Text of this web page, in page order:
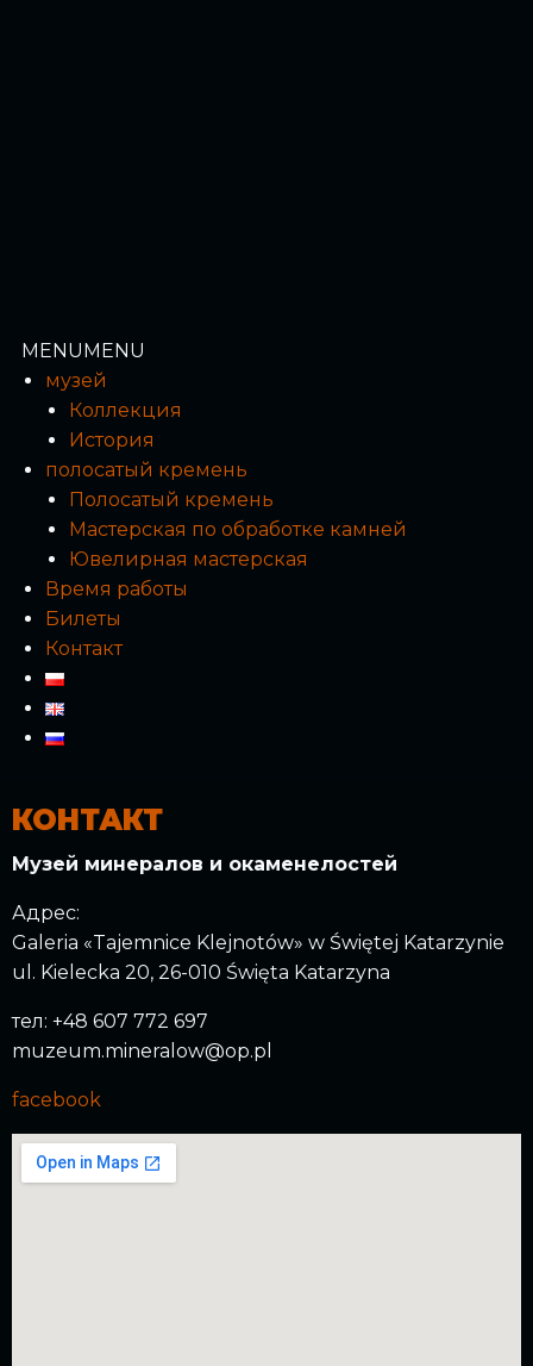
MENUMENU
музей
Коллекция
История
полосатый кремень
Полосатый кремень
Мастерская по обработке камней
Ювелирная мастерская
Время работы
Билеты
Контакт
КОНТАКТ
Музей минералов и окаменелостей
Адрес:
Galeria «Tajemnice Klejnotów» w Świętej Katarzynie
ul. Kielecka 20, 26-010 Święta Katarzyna
тел: +48 607 772 697
muzeum.mineralow@op.pl
facebook